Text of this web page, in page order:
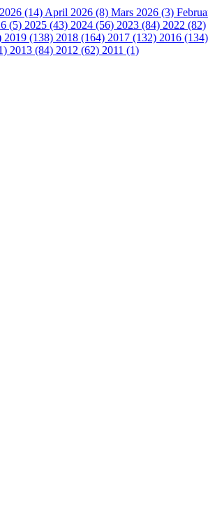
(14) April 2026 (8) Mars 2026 (3)
(5) 2025 (43) 2024 (56) 2023 (84) 2022 (82)
2019 (138) 2018 (164) 2017 (132) 2016 (134)
2013 (84) 2012 (62) 2011 (1)